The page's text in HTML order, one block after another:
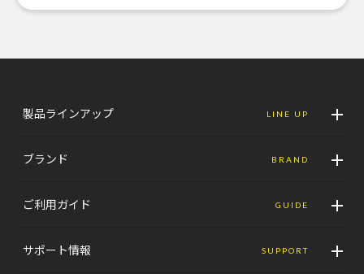
製品ラインアップ LINE UP
ブランド BRAND
ご利用ガイド GUIDE
サポート情報 SUPPORT